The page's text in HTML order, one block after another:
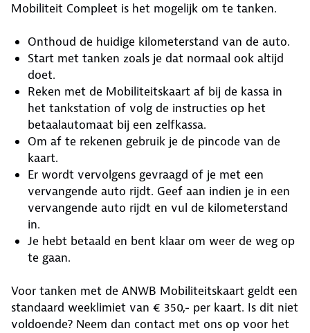
Mobiliteit Compleet is het mogelijk om te tanken.
Onthoud de huidige kilometerstand van de auto.
Start met tanken zoals je dat normaal ook altijd
doet.
Reken met de Mobiliteitskaart af bij de kassa in
het tankstation of volg de instructies op het
betaalautomaat bij een zelfkassa.
Om af te rekenen gebruik je de pincode van de
kaart.
Er wordt vervolgens gevraagd of je met een
vervangende auto rijdt. Geef aan indien je in een
vervangende auto rijdt en vul de kilometerstand
in.
Je hebt betaald en bent klaar om weer de weg op
te gaan.
Voor tanken met de ANWB Mobiliteitskaart geldt een
standaard weeklimiet van € 350,- per kaart. Is dit niet
voldoende? Neem dan contact met ons op voor het